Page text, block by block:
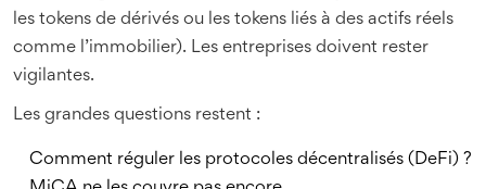
les tokens de dérivés ou les tokens liés à des actifs réels
comme l’immobilier). Les entreprises doivent rester
vigilantes.
Les grandes questions restent :
Comment réguler les protocoles décentralisés (DeFi) ?